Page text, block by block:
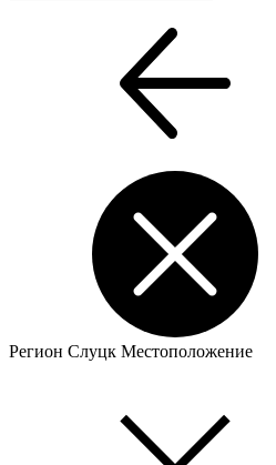
Регион Слуцк Местоположение